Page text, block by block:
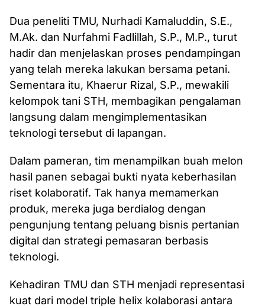
Dua peneliti TMU, Nurhadi Kamaluddin, S.E.,
M.Ak. dan Nurfahmi Fadlillah, S.P., M.P., turut
hadir dan menjelaskan proses pendampingan
yang telah mereka lakukan bersama petani.
Sementara itu, Khaerur Rizal, S.P., mewakili
kelompok tani STH, membagikan pengalaman
langsung dalam mengimplementasikan
teknologi tersebut di lapangan.
Dalam pameran, tim menampilkan buah melon
hasil panen sebagai bukti nyata keberhasilan
riset kolaboratif. Tak hanya memamerkan
produk, mereka juga berdialog dengan
pengunjung tentang peluang bisnis pertanian
digital dan strategi pemasaran berbasis
teknologi.
Kehadiran TMU dan STH menjadi representasi
kuat dari model triple helix kolaborasi antara